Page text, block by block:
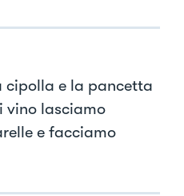
cipolla e la pancetta
vino lasciamo
e facciamo